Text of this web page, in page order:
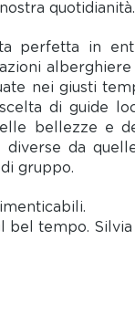
quotidianità.
perfetta in
nei giusti
di guide
bellezze e
da
gruppo.
bel tempo.